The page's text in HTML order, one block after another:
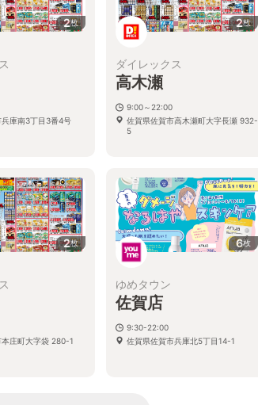
2枚
庫南3丁目3番4号
2枚
ダイレックス
高木瀬
9:00～22:00
佐賀県佐賀市高木瀬町大字長瀬 932-
5
2枚
庄町大字袋 280-1
6枚
ゆめタウン
佐賀店
9:30-22:00
佐賀県佐賀市兵庫北5丁目14-1